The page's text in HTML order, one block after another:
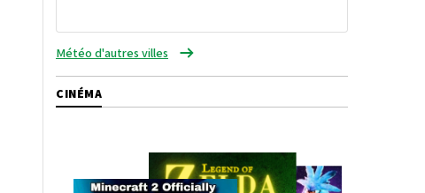
Météo d'autres villes
CINÉMA